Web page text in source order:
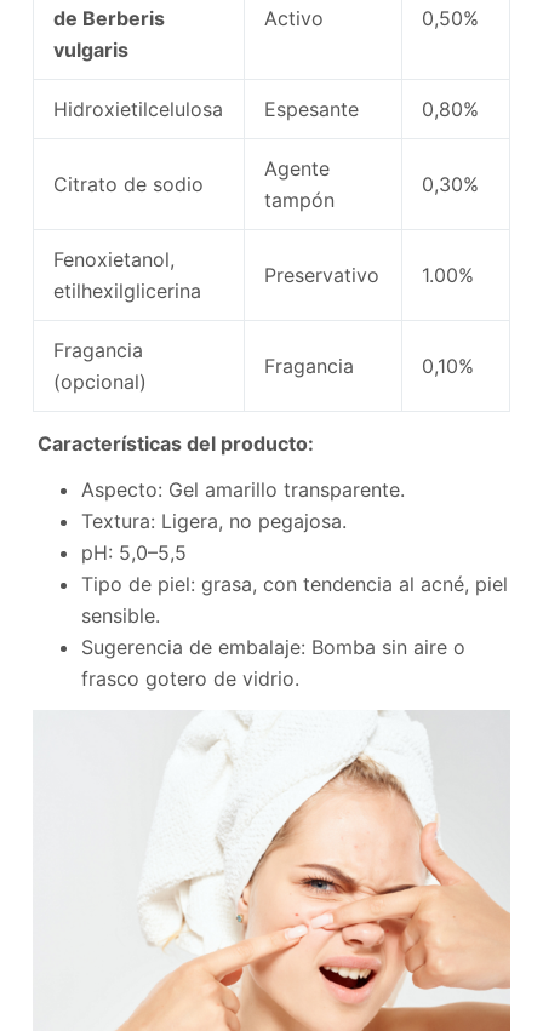
de Berberis
vulgaris
Activo 0,50%
Hidroxietilcelulosa Espesante 0,80%
Citrato de sodio
Agente
tampón
0,30%
Fenoxietanol,
etilhexilglicerina
Preservativo 1.00%
Fragancia
(opcional)
Fragancia 0,10%
Características del producto:
Aspecto: Gel amarillo transparente.
Textura: Ligera, no pegajosa.
pH: 5,0–5,5
Tipo de piel: grasa, con tendencia al acné, piel
sensible.
Sugerencia de embalaje: Bomba sin aire o
frasco gotero de vidrio.